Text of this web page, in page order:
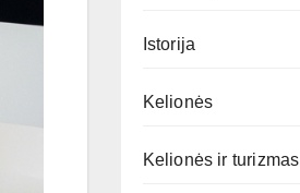
Istorija
Kelionės
Kelionės ir turizmas